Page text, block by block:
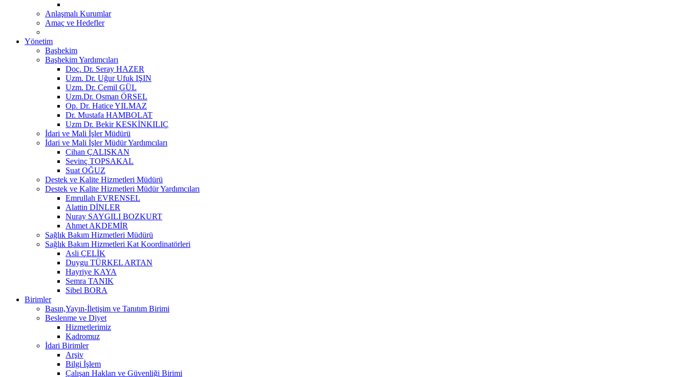
Anlaşmalı Kurumlar
Amaç ve Hedefler
Yönetim
Başhekim
Başhekim Yardımcıları
Doç. Dr. Seray HAZER
Uzm. Dr. Uğur Ufuk IŞIN
Uzm. Dr. Cemil GÜL
Uzm.Dr. Osman ÖRSEL
Op. Dr. Hatice YILMAZ
Dr. Mustafa HAMBOLAT
Uzm Dr. Bekir KESKİNKILIÇ
İdari ve Mali İşler Müdürü
İdari ve Mali İşler Müdür Yardımcıları
Cihan ÇALIŞKAN
Sevinç TOPSAKAL
Suat OĞUZ
Destek ve Kalite Hizmetleri Müdürü
Destek ve Kalite Hizmetleri Müdür Yardımcıları
Emrullah EVRENSEL
Alattin DİNLER
Nuray SAYGILI BOZKURT
Ahmet AKDEMİR
Sağlık Bakım Hizmetleri Müdürü
Sağlık Bakım Hizmetleri Kat Koordinatörleri
Asli ÇELİK
Duygu TÜRKEL ARTAN
Hayriye KAYA
Semra TANIK
Sibel BORA
Birimler
Basın,Yayın-İletişim ve Tanıtım Birimi
Beslenme ve Diyet
Hizmetlerimiz
Kadromuz
İdari Birimler
Arşiv
Bilgi İşlem
Çalışan Hakları ve Güvenliği Birimi